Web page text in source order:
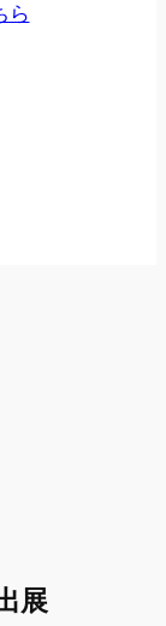
ら
展